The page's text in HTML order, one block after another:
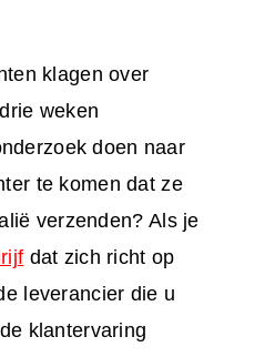
klagen over
weken
doen naar
te komen dat ze
verzenden? Als je
dat zich richt op
leverancier die u
klantervaring